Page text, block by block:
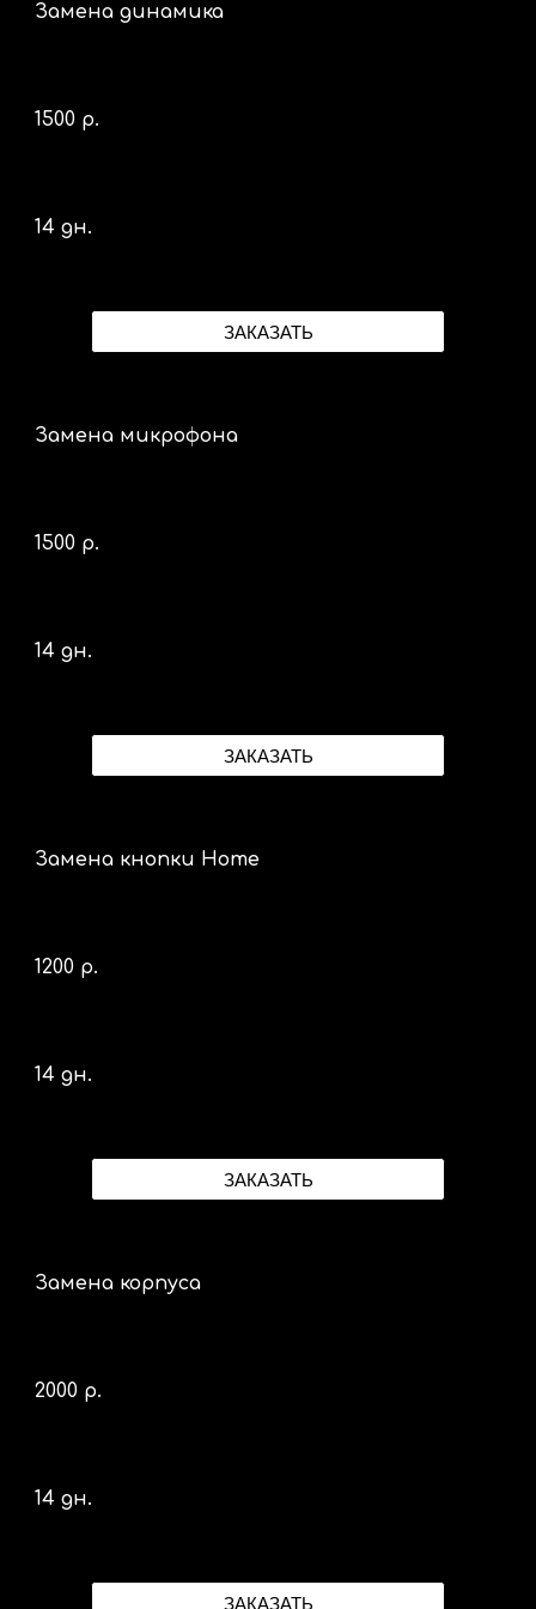
Замена динамика
1500 р.
14 дн.
ЗАКАЗАТЬ
Замена микрофона
1500 р.
14 дн.
ЗАКАЗАТЬ
Замена кнопки Home
1200 р.
14 дн.
ЗАКАЗАТЬ
Замена корпуса
2000 р.
14 дн.
ЗАКАЗАТЬ